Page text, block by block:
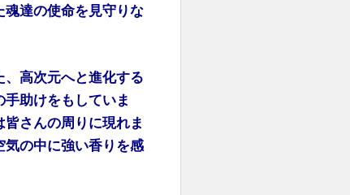
達の使命を見守りな
高次元へと進化する
助けをもしていま
さんの周りに現れま
の中に強い香りを感